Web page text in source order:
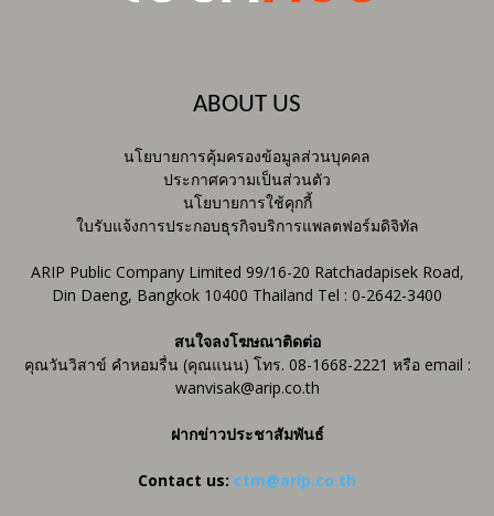
ABOUT US
นโยบายการคุ้มครองข้อมูลส่วนบุคคล
ประกาศความเป็นส่วนตัว
นโยบายการใช้คุกกี้
ใบรับแจ้งการประกอบธุรกิจบริการแพลตฟอร์มดิจิทัล
ARIP Public Company Limited 99/16-20 Ratchadapisek Road,
Din Daeng, Bangkok 10400 Thailand Tel : 0-2642-3400
สนใจลงโฆษณาติดต่อ
คุณวันวิสาข์ คำหอมรื่น (คุณแนน) โทร. 08-1668-2221 หรือ email :
wanvisak@arip.co.th
ฝากข่าวประชาสัมพันธ์
Contact us: ctm@arip.co.th